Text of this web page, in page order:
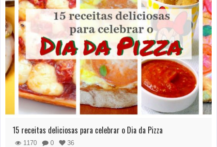
15 receitas deliciosas para celebrar o Dia da Pizza
1170 0
36